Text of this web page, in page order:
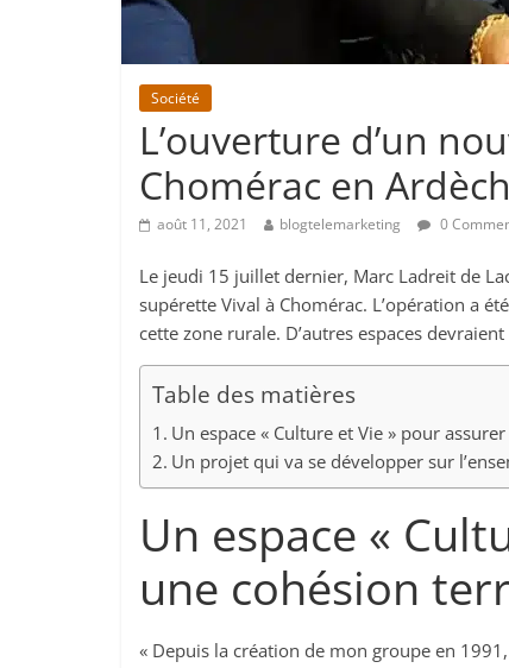
Société
L’ouverture d’un
Chomérac en
août 11, 2021 blogtelemarketing 0
Le jeudi 15 juillet dernier, Marc Ladreit de
supérette Vival à Chomérac. L’opération a
cette zone rurale. D’autres espaces
Table des matières
Un espace « Culture et Vie » pour
Un projet qui va se développer sur
Un espace «
une cohésion
« Depuis la création de mon groupe en 1991,